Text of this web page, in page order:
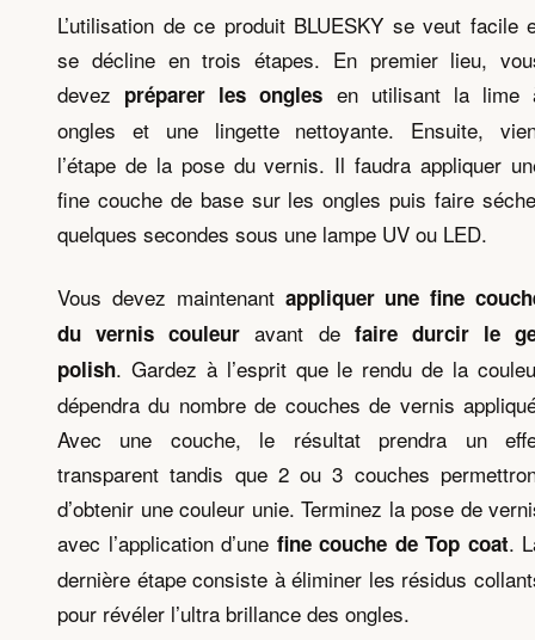
L’utilisation de ce produit BLUESKY se veut facile
se décline en trois étapes. En premier lieu,
devez préparer les ongles en utilisant la lime
ongles et une lingette nettoyante. Ensuite,
l’étape de la pose du vernis. Il faudra appliquer
fine couche de base sur les ongles puis faire
quelques secondes sous une lampe UV ou LED.
Vous devez maintenant appliquer une fine
du vernis couleur avant de faire durcir le
polish. Gardez à l’esprit que le rendu de la
dépendra du nombre de couches de vernis
Avec une couche, le résultat prendra un
transparent tandis que 2 ou 3 couches
d’obtenir une couleur unie. Terminez la pose de
avec l’application d’une fine couche de Top coat.
dernière étape consiste à éliminer les résidus
pour révéler l’ultra brillance des ongles.